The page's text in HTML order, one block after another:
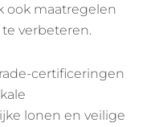
ook maatregelen
verbeteren.
certificeringen
lonen en veilige